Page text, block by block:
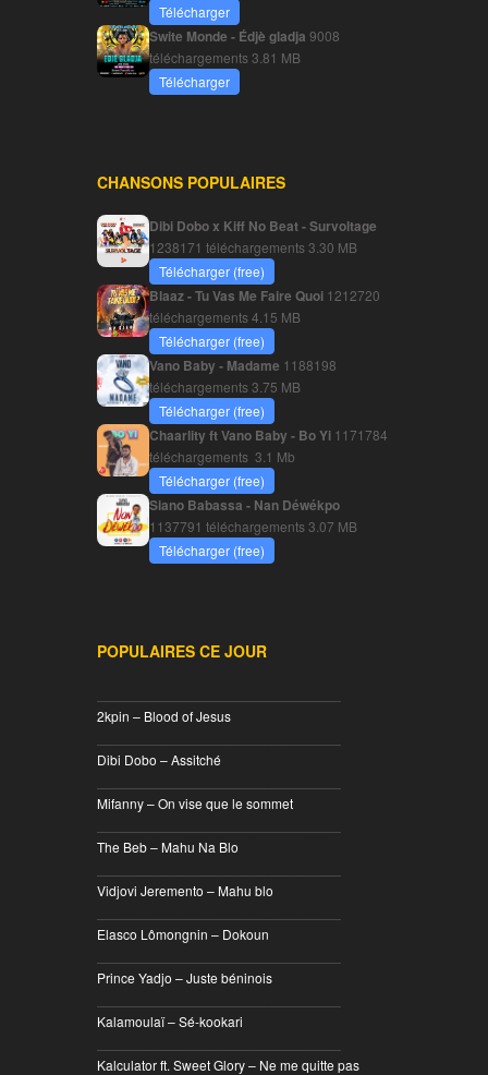
Télécharger
Swite Monde - Édjè gladja 9008
téléchargements3.81 MB
Télécharger
CHANSONS POPULAIRES
Dibi Dobo x Kiff No Beat - Survoltage
1238171 téléchargements3.30 MB
Télécharger (free)
Blaaz - Tu Vas Me Faire Quoi 1212720
téléchargements4.15 MB
Télécharger (free)
Vano Baby - Madame 1188198
téléchargements3.75 MB
Télécharger (free)
Chaarlity ft Vano Baby - Bo Yi 1171784
téléchargements 3.1 Mb
Télécharger (free)
Siano Babassa - Nan Déwékpo
1137791 téléchargements3.07 MB
Télécharger (free)
POPULAIRES CE JOUR
2kpin – Blood of Jesus
Dibi Dobo – Assitché
Mifanny – On vise que le sommet
The Beb – Mahu Na Blo
Vidjovi Jeremento – Mahu blo
Elasco Lômongnin – Dokoun
Prince Yadjo – Juste béninois
Kalamoulaï – Sé-kookari
Kalculator ft. Sweet Glory – Ne me quitte pas